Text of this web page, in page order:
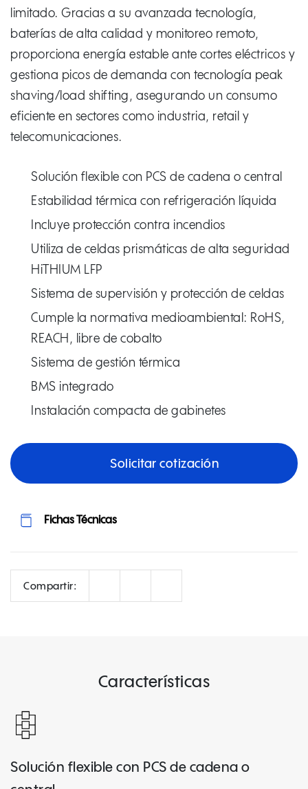
limitado. Gracias a su avanzada tecnología,
baterías de alta calidad y monitoreo remoto,
proporciona energía estable ante cortes eléctricos y
gestiona picos de demanda con tecnología peak
shaving/load shifting, asegurando un consumo
eficiente en sectores como industria, retail y
telecomunicaciones.
Solución flexible con PCS de cadena o central
Estabilidad térmica con refrigeración líquida
Incluye protección contra incendios
Utiliza de celdas prismáticas de alta seguridad
HiTHIUM LFP
Sistema de supervisión y protección de celdas
Cumple la normativa medioambiental: RoHS,
REACH, libre de cobalto
Sistema de gestión térmica
BMS integrado
Instalación compacta de gabinetes
Solicitar cotización
Fichas Técnicas
Compartir:
Características
Solución flexible con PCS de cadena o